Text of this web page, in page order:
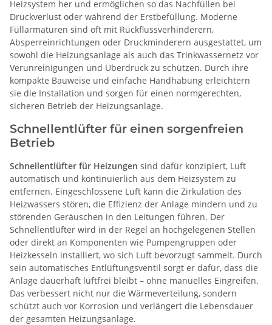
Heizsystem her und ermöglichen so das Nachfüllen bei
Druckverlust oder während der Erstbefüllung. Moderne
Füllarmaturen sind oft mit Rückflussverhinderern,
Absperreinrichtungen oder Druckminderern ausgestattet, um
sowohl die Heizungsanlage als auch das Trinkwassernetz vor
Verunreinigungen und Überdruck zu schützen. Durch ihre
kompakte Bauweise und einfache Handhabung erleichtern
sie die Installation und sorgen für einen normgerechten,
sicheren Betrieb der Heizungsanlage.
Schnellentlüfter für einen sorgenfreien
Betrieb
Schnellentlüfter für Heizungen sind dafür konzipiert, Luft
automatisch und kontinuierlich aus dem Heizsystem zu
entfernen. Eingeschlossene Luft kann die Zirkulation des
Heizwassers stören, die Effizienz der Anlage mindern und zu
störenden Geräuschen in den Leitungen führen. Der
Schnellentlüfter wird in der Regel an hochgelegenen Stellen
oder direkt an Komponenten wie Pumpengruppen oder
Heizkesseln installiert, wo sich Luft bevorzugt sammelt. Durch
sein automatisches Entlüftungsventil sorgt er dafür, dass die
Anlage dauerhaft luftfrei bleibt – ohne manuelles Eingreifen.
Das verbessert nicht nur die Wärmeverteilung, sondern
schützt auch vor Korrosion und verlängert die Lebensdauer
der gesamten Heizungsanlage.